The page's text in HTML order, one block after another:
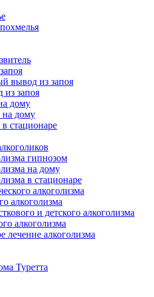
вывод из запоя
запоя
дому
на дому
стационаре
гипнозом
на дому
в стационаре
алкоголизма
алкоголизма
и детского алкоголизма
алкоголизма
лечение алкоголизма
Туретта